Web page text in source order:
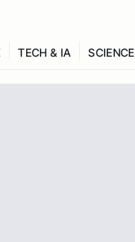
TECH & IA SCIENCE